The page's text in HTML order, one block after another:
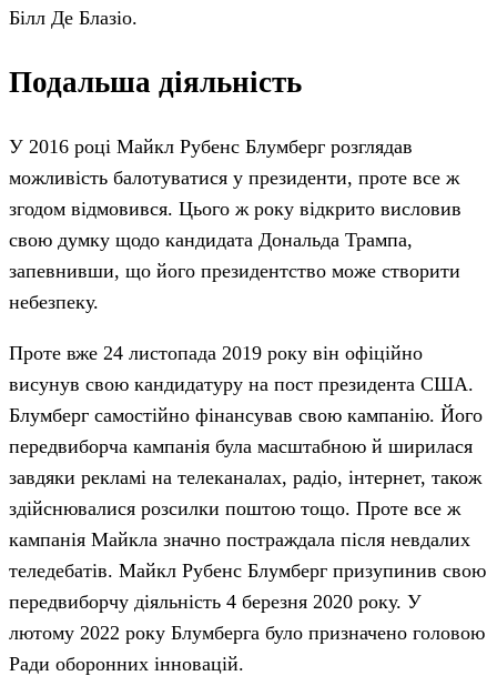
Білл Де Блазіо.
Подальша діяльність
У 2016 році Майкл Рубенс Блумберг розглядав
можливість балотуватися у президенти, проте все ж
згодом відмовився. Цього ж року відкрито висловив
свою думку щодо кандидата Дональда Трампа,
запевнивши, що його президентство може створити
небезпеку.
Проте вже 24 листопада 2019 року він офіційно
висунув свою кандидатуру на пост президента США.
Блумберг самостійно фінансував свою кампанію. Його
передвиборча кампанія була масштабною й ширилася
завдяки рекламі на телеканалах, радіо, інтернет, також
здійснювалися розсилки поштою тощо. Проте все ж
кампанія Майкла значно постраждала після невдалих
теледебатів. Майкл Рубенс Блумберг призупинив свою
передвиборчу діяльність 4 березня 2020 року. У
лютому 2022 року Блумберга було призначено головою
Ради оборонних інновацій.